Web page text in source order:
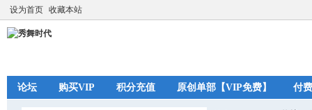
设为首页 收藏本站
论坛 购买VIP 积分充值 原创单部【VIP免费】 付